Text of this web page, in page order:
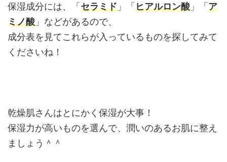
保湿成分には、「セラミド 」「ヒアルロン酸 」「ア
ミノ酸 」などがあるので、
成分表を見てこれらが入っているものを探してみて
くださいね！
乾燥肌さんはとにかく保湿が大事！
保湿力が高いものを選んで、潤いのあるお肌に整え
ましょう＾＾